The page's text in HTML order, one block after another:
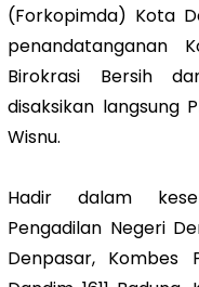
(Forkopimda) Kota
penandatanganan
Birokrasi Bersih
disaksikan langsung
Wisnu.
Hadir dalam
Pengadilan Negeri
Denpasar, Kombes